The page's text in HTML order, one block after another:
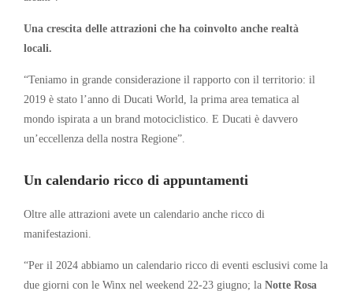
Una crescita delle attrazioni che ha coinvolto anche realtà
locali.
“Teniamo in grande considerazione il rapporto con il territorio: il
2019 è stato l’anno di Ducati World, la prima area tematica al
mondo ispirata a un brand motociclistico. E Ducati è davvero
un’eccellenza della nostra Regione”.
Un calendario ricco di appuntamenti
Oltre alle attrazioni avete un calendario anche ricco di
manifestazioni.
“Per il 2024 abbiamo un calendario ricco di eventi esclusivi come la
due giorni con le Winx nel weekend 22-23 giugno; la Notte Rosa